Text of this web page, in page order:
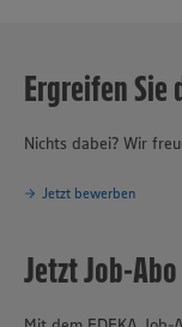
Ergreifen
Nichts dabei? Wir
Jetzt bewerben
Jetzt Job-